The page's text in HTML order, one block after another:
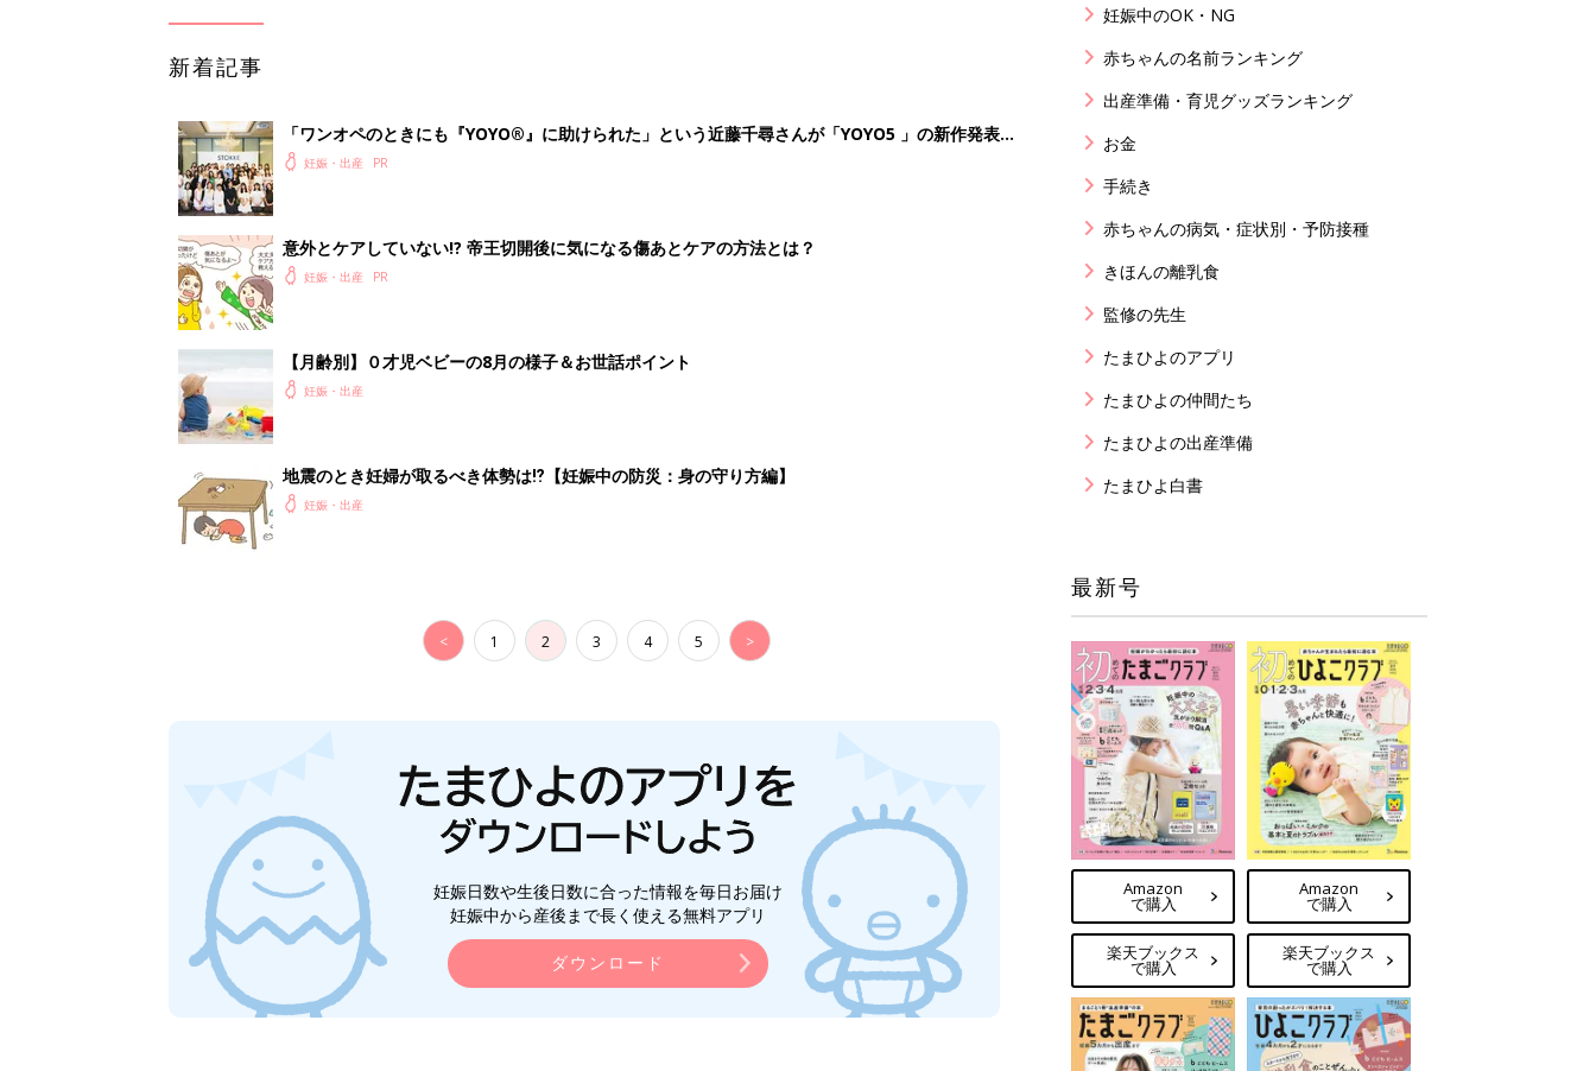
新着記事
「ワンオペのときにも『YOYO®』に助けられた」という近藤千尋さんが「YOYO5 」の新作発表
会に登場。「YOYO®」を愛用し続けている魅力とは!?
妊娠・出産
意外とケアしていない!? 帝王切開後に気になる傷あとケアの方法とは？
妊娠・出産
【月齢別】０才児ベビーの8月の様子＆お世話ポイント
妊娠・出産
地震のとき妊婦が取るべき体勢は⁉︎【妊娠中の防災：身の守り方編】
妊娠・出産
< 1 2 3 4 5 >
妊娠日数や生後日数に合った情報を毎日お届け
妊娠中から産後まで長く使える無料アプリ
ダウンロード
妊娠中のOK・NG
赤ちゃんの名前ランキング
出産準備・育児グッズランキング
お金
手続き
赤ちゃんの病気・症状別・予防接種
きほんの離乳食
監修の先生
たまひよのアプリ
たまひよの仲間たち
たまひよの出産準備
たまひよ白書
最新号
Amazon
で購入
楽天ブックス
で購入
Amazon
で購入
楽天ブックス
で購入